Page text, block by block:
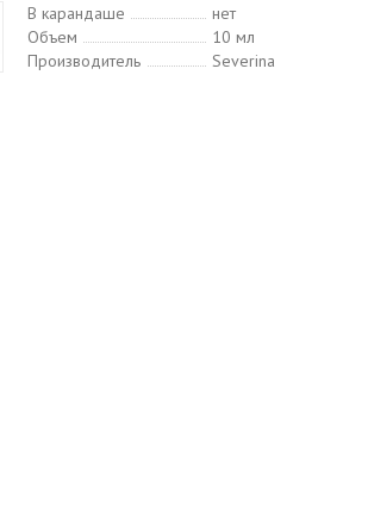
В карандаше
нет
Объем
10 мл
Производитель
Severina